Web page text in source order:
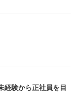
経験から正社員を目